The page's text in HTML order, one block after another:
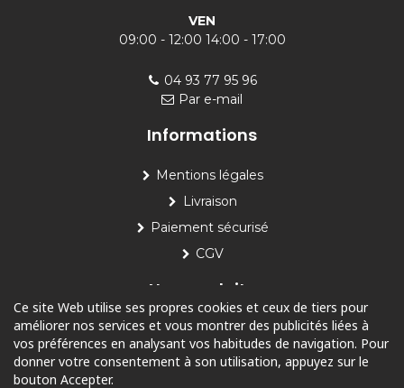
VEN
09:00 - 12:00 14:00 - 17:00
04 93 77 95 96
Par e-mail
Informations
Mentions légales
Livraison
Paiement sécurisé
CGV
Nos produits
Piscine
Jardin
Ce site Web utilise ses propres cookies et ceux de tiers pour
améliorer nos services et vous montrer des publicités liées à
vos préférences en analysant vos habitudes de navigation. Pour
donner votre consentement à son utilisation, appuyez sur le
bouton Accepter.